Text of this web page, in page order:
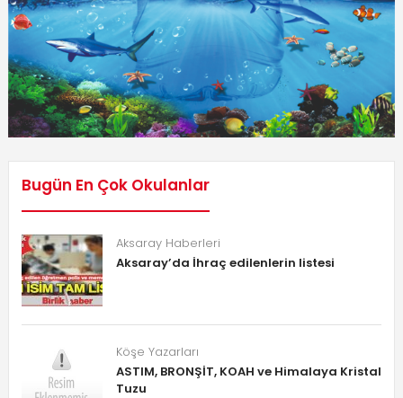
Bugün En Çok Okulanlar
Aksaray Haberleri
Aksaray’da İhraç edilenlerin listesi
Köşe Yazarları
ASTIM, BRONŞİT, KOAH ve Himalaya Kristal
Tuzu